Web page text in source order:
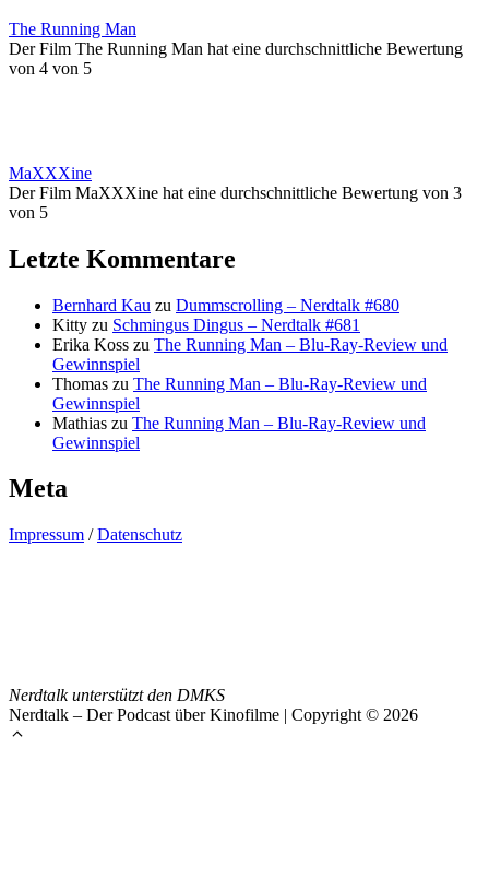
The Running Man
Der Film The Running Man hat eine durchschnittliche Bewertung
von 4 von 5
MaXXXine
Der Film MaXXXine hat eine durchschnittliche Bewertung von 3
von 5
Letzte Kommentare
Bernhard Kau zu Dummscrolling – Nerdtalk #680
Kitty zu Schmingus Dingus – Nerdtalk #681
Erika Koss zu The Running Man – Blu-Ray-Review und
Gewinnspiel
Thomas zu The Running Man – Blu-Ray-Review und
Gewinnspiel
Mathias zu The Running Man – Blu-Ray-Review und
Gewinnspiel
Meta
Impressum /Datenschutz
Nerdtalk unterstützt den DMKS
Nerdtalk – Der Podcast über Kinofilme | Copyright © 2026